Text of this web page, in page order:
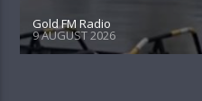
Gold FM Radio
9 AUGUST 2026